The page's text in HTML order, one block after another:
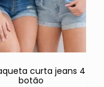
curta jeans 4
botão